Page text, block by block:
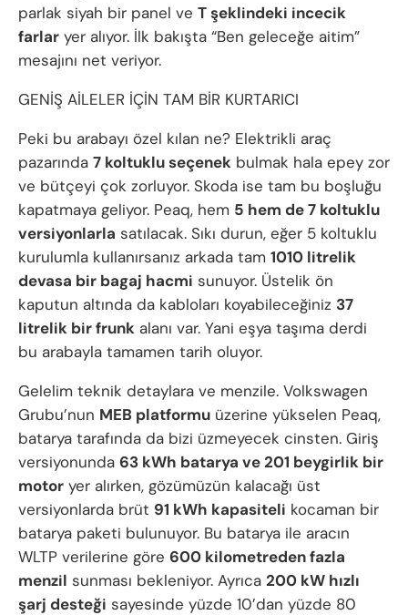
parlak siyah bir panel ve T şeklindeki incecik
farlar yer alıyor. İlk bakışta “Ben geleceğe aitim”
mesajını net veriyor.
GENİŞ AİLELER İÇİN TAM BİR KURTARICI
Peki bu arabayı özel kılan ne? Elektrikli araç
pazarında 7 koltuklu seçenek bulmak hala epey zor
ve bütçeyi çok zorluyor. Skoda ise tam bu boşluğu
kapatmaya geliyor. Peaq, hem 5 hem de 7 koltuklu
versiyonlarla satılacak. Sıkı durun, eğer 5 koltuklu
kurulumla kullanırsanız arkada tam 1010 litrelik
devasa bir bagaj hacmi sunuyor. Üstelik ön
kaputun altında da kabloları koyabileceğiniz 37
litrelik bir frunk alanı var. Yani eşya taşıma derdi
bu arabayla tamamen tarih oluyor.
Gelelim teknik detaylara ve menzile. Volkswagen
Grubu’nun MEB platformu üzerine yükselen Peaq,
batarya tarafında da bizi üzmeyecek cinsten. Giriş
versiyonunda 63 kWh batarya ve 201 beygirlik bir
motor yer alırken, gözümüzün kalacağı üst
versiyonlarda brüt 91 kWh kapasiteli kocaman bir
batarya paketi bulunuyor. Bu batarya ile aracın
WLTP verilerine göre 600 kilometreden fazla
menzil sunması bekleniyor. Ayrıca 200 kW hızlı
şarj desteği sayesinde yüzde 10’dan yüzde 80